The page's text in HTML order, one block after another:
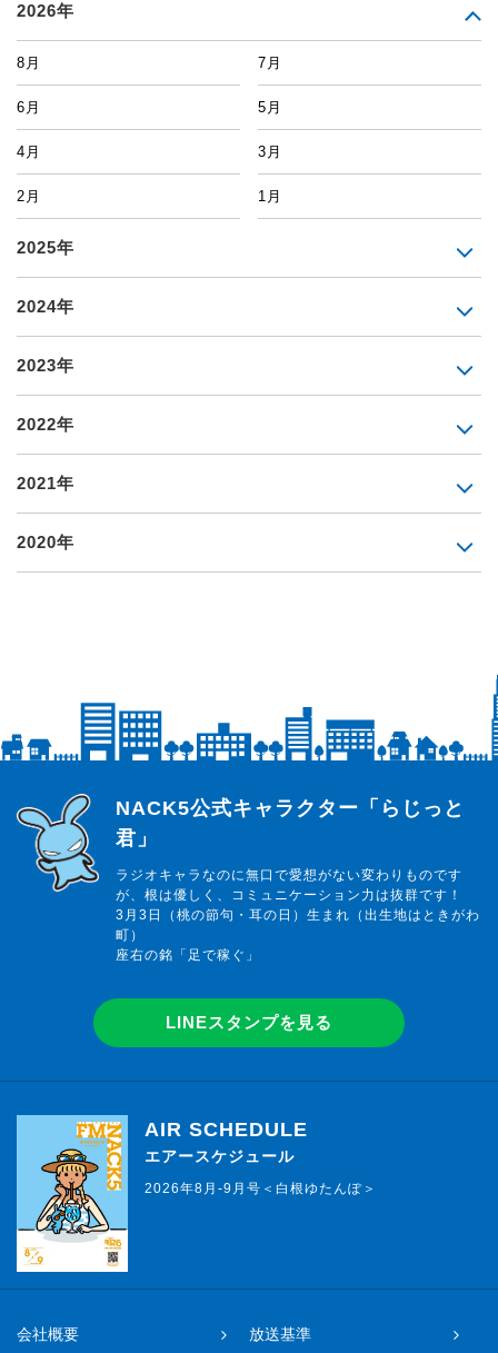
2026年
8月 7月
6月 5月
4月 3月
2月 1月
2025年
2024年
2023年
2022年
2021年
2020年
らじっと君
NACK5公式キャラクター「らじっと
君」
ラジオキャラなのに無口で愛想がない変わりものです
が、根は優しく、コミュニケーション力は抜群です！
3月3日（桃の節句・耳の日）生まれ（出生地はときがわ
町）
座右の銘「足で稼ぐ」
LINEスタンプを見る
AIR SCHEDULE
エアースケジュール
2026年8月-9月号＜白根ゆたんぽ＞
会社概要 放送基準